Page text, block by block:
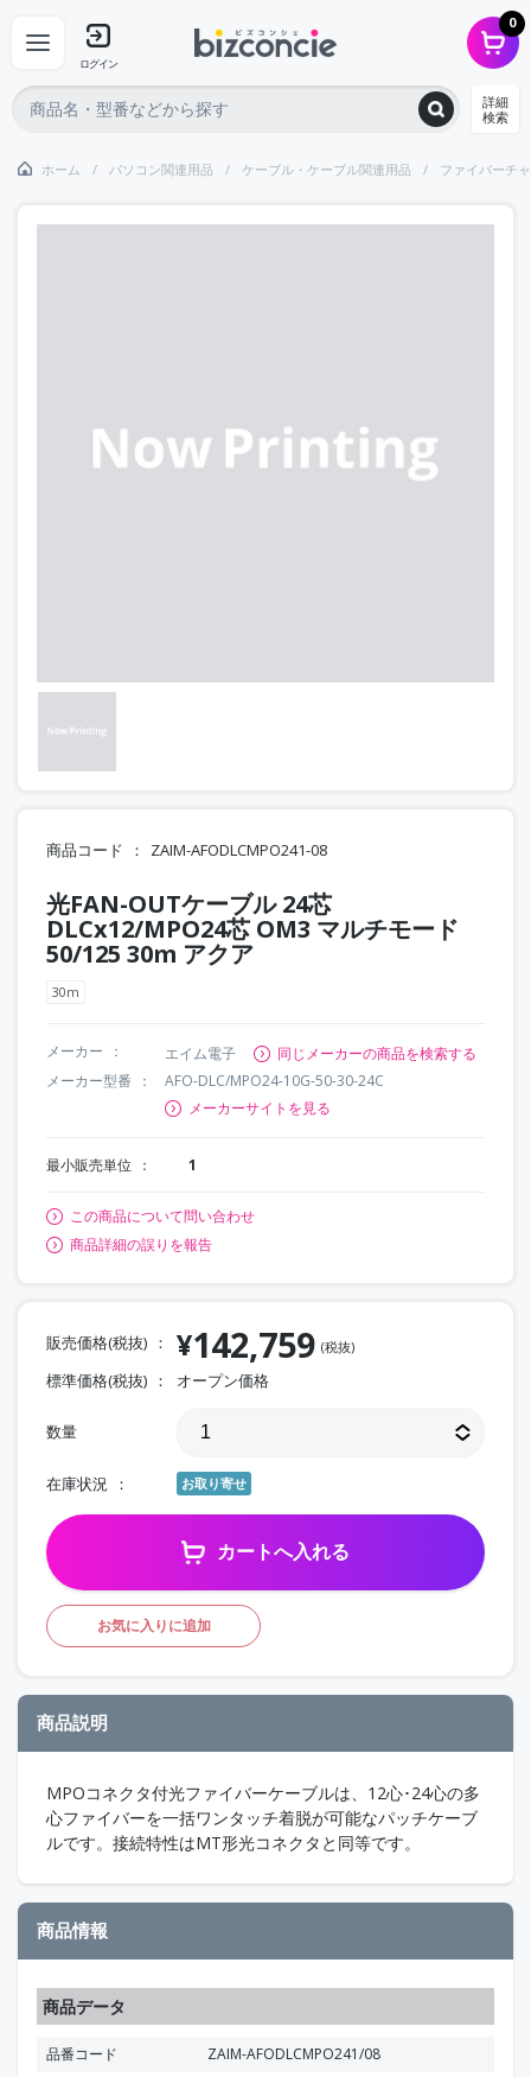
ログイン
0
詳細
検索
ホーム パソコン関連用品 ケーブル・ケーブル関連用品 ファイバーチ
商品コード ZAIM-AFODLCMPO241-08
光FAN-OUTケーブル 24芯
DLCx12/MPO24芯 OM3 マルチモード
50/125 30m アクア
30m
メーカー エイム電子
同じメーカーの商品を検索する
メーカー型番
AFO-DLC/MPO24-10G-50-30-24C
メーカーサイトを見る
最小販売単位 1
この商品について問い合わせ
商品詳細の誤りを報告
販売価格(税抜) ¥142,759 (税抜)
標準価格(税抜) オープン価格
数量
在庫状況 お取り寄せ
カートへ入れる
お気に入りに追加
商品説明
MPOコネクタ付光ファイバーケーブルは、12心･24心の多
心ファイバーを一括ワンタッチ着脱が可能なパッチケーブ
ルです。接続特性はMT形光コネクタと同等です。
商品情報
商品データ
品番コード
ZAIM-AFODLCMPO241/08